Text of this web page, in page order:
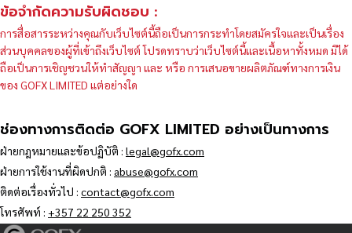
ข้อจำกัดความรับผิดชอบ :
การสื่อสารระหว่างคุณกับเว็บไซต์นี้ถือเป็นการกระทำโดยสมัครใจและเป็นเรื่อง
ส่วนบุคคลของผู้ที่เข้าถึงเว็บไซต์ โปรดทราบว่าเว็บไซต์นี้และเนื้อหาทั้งหมด มิได้
ถือเป็นการเชิญชวนให้ทำสัญญา และ หรือ การเสนอขายผลิตภัณฑ์ทางการเงิน
ของ GOFX LIMITED แต่อย่างใด
ช่องทางการติดต่อ GOFX LIMITED อย่างเป็นทางการ
ฝ่ายกฎหมายและข้อปฏิบัติ : legal@gofx.com
ฝ่ายการใช้งานที่ผิดปกติ : abuse@gofx.com
ติดต่อเรื่องทั่วไป : contact@gofx.com
โทรศัพท์ : +357 22 250 352